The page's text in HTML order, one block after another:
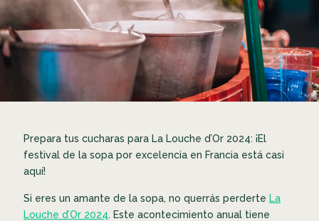
Prepara tus cucharas para La Louche d’Or 2024: ¡El
festival de la sopa por excelencia en Francia está casi
aquí!
Si eres un amante de la sopa, no querrás perderte La
Louche d’Or 2024. Este acontecimiento anual tiene